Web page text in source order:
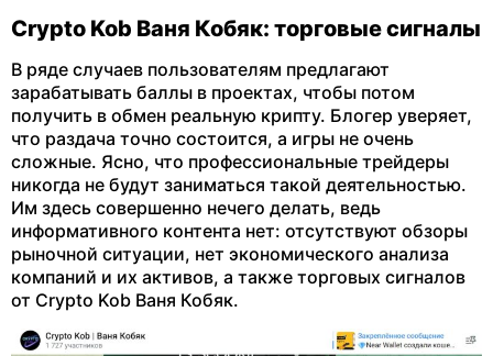
Crypto Kob Ваня Кобяк: торговые сигналы
В ряде случаев пользователям предлагают
зарабатывать баллы в проектах, чтобы потом
получить в обмен реальную крипту. Блогер уверяет,
что раздача точно состоится, а игры не очень
сложные. Ясно, что профессиональные трейдеры
никогда не будут заниматься такой деятельностью.
Им здесь совершенно нечего делать, ведь
информативного контента нет: отсутствуют обзоры
рыночной ситуации, нет экономического анализа
компаний и их активов, а также торговых сигналов
от Crypto Kob Ваня Кобяк.